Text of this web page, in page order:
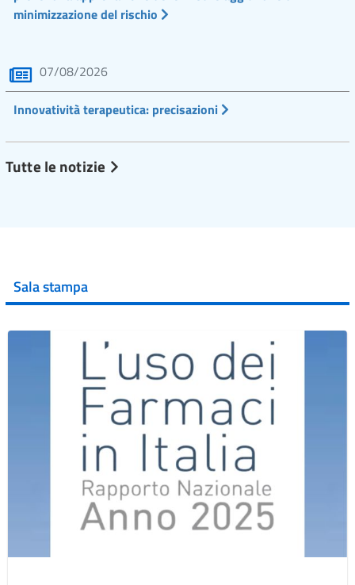
minimizzazione del rischio
07/08/2026
Innovatività terapeutica: precisazioni
Tutte le notizie
Sala stampa